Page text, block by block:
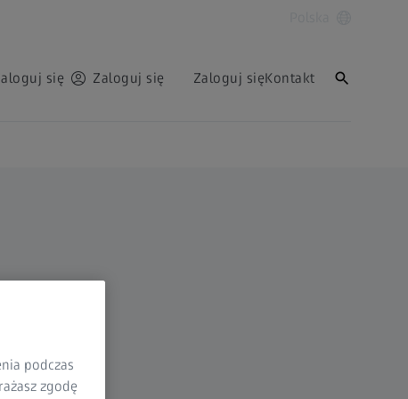
się Zaloguj się Zaloguj sięKontakt
podczas
zgodę